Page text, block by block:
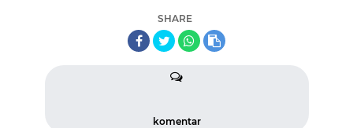
SHARE
komentar